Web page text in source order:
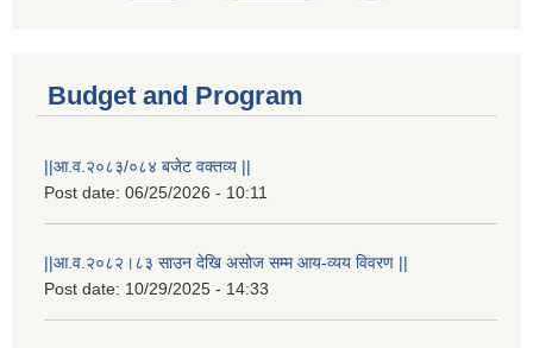
Budget and Program
||आ.व.२०८३/०८४ बजेट वक्तव्य ||
Post date: 06/25/2026 - 10:11
||आ.व.२०८२।८३ साउन देखि असोज सम्म आय-व्यय विवरण ||
Post date: 10/29/2025 - 14:33